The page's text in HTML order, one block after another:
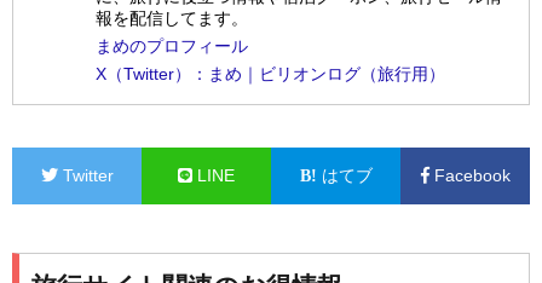
報を配信してます。
まめのプロフィール
X（Twitter）：まめ｜ビリオンログ（旅行用）
Twitter LINE はてブ Facebook